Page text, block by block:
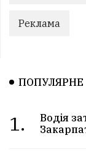
Реклама
ПОПУЛЯРНЕ
1.
Водія